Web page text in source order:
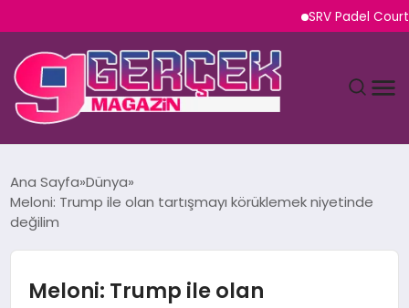
SRV Padel Court,
YAŞAM
Ana Sayfa Dünya
Meloni: Trump ile olan tartışmayı körüklemek niyetinde
değilim
Meloni: Trump ile olan